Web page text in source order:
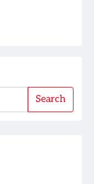
Search